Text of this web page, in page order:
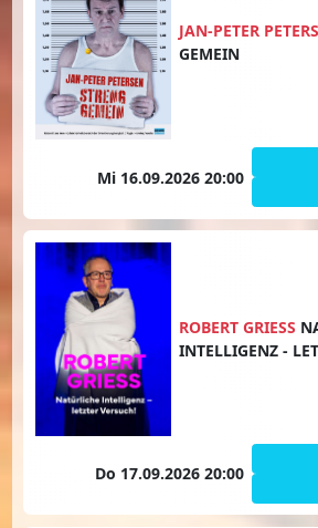
JAN-PETER
GEMEIN
Mi 16.09.2026 20:00
ROBERT GRIESS
INTELLIGENZ -
Do 17.09.2026 20:00